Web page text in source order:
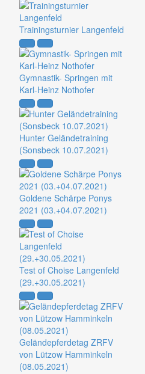
Trainingsturnier Langenfeld
Gymnastik- Springen mit
Karl-Heinz Nothofer
Hunter Geländetraining
(Sonsbeck 10.07.2021)
Goldene Schärpe Ponys
2021 (03.+04.07.2021)
Test of Choise Langenfeld
(29.+30.05.2021)
Geländepferdetag ZRFV
von Lützow Hamminkeln
(08.05.2021)